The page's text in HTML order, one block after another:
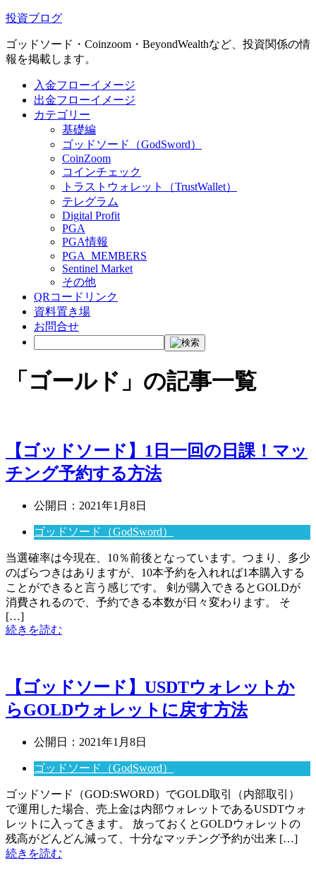
投資ブログ
ゴッドソード・Coinzoom・BeyondWealthなど、投資関係の情
報を掲載します。
入金フローイメージ
出金フローイメージ
カテゴリー
基礎編
ゴッドソード（GodSword）
CoinZoom
コインチェック
トラストウォレット（TrustWallet）
テレグラム
Digital Profit
PGA
PGA情報
PGA_MEMBERS
Sentinel Market
その他
QRコードリンク
資料置き場
お問合せ
「ゴールド」の記事一覧
【ゴッドソード】1日一回の日課！マッ
チング予約する方法
公開日： 2021年1月8日
ゴッドソード（GodSword）
当選確率は今現在、10％前後となっています。つまり、多少
のばらつきはありますが、10本予約を入れれば1本購入する
ことができると言う感じです。 剣が購入できるとGOLDが
消費されるので、予約できる本数が日々変わります。 そ
[…]
続きを読む
【ゴッドソード】USDTウォレットか
らGOLDウォレットに戻す方法
公開日： 2021年1月8日
ゴッドソード（GodSword）
ゴッドソード（GOD:SWORD）でGOLD取引（内部取引）
で運用した場合、売上金は内部ウォレットであるUSDTウォ
レットに入ってきます。 放っておくとGOLDウォレットの
残高がどんどん減って、十分なマッチング予約が出来 […]
続きを読む